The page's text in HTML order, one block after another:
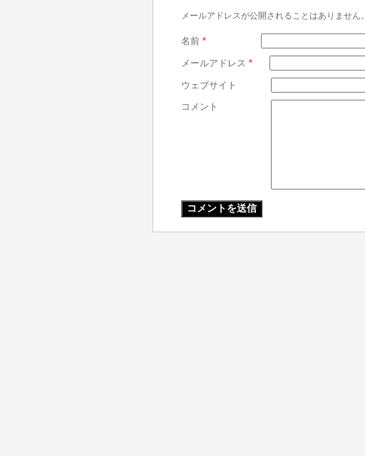
メールアドレスが公開されることはありません。
名前 *
メールアドレス *
ウェブサイト
コメント